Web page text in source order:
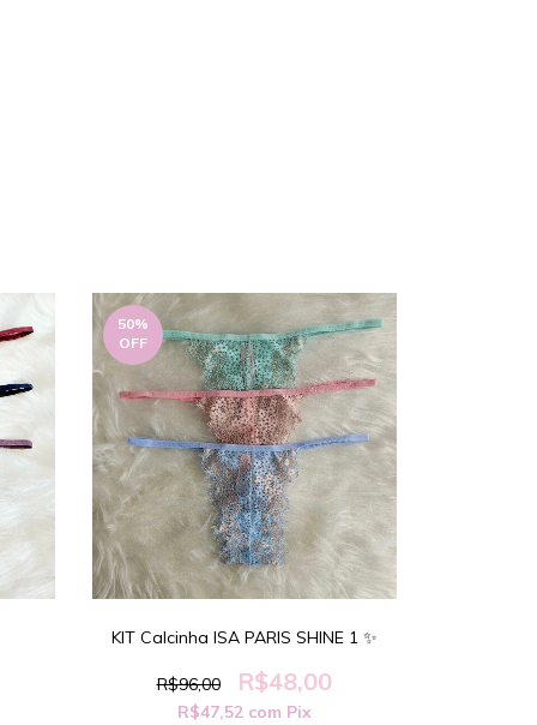
50%
OFF
KIT Calcinha ISA PARIS SHINE 1 ✨️
R$96,00 R$48,00
R$47,52 com Pix